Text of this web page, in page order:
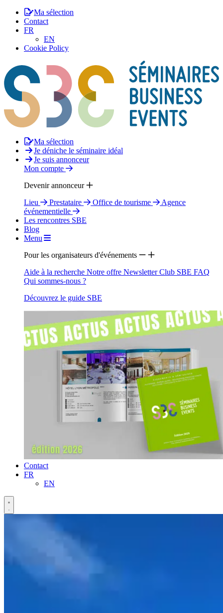
Ma sélection
Contact
FR
EN
Cookie Policy
Ma sélection
Je déniche le séminaire idéal
Je suis annonceur
Mon compte
Devenir annonceur
Lieu
Prestataire Office de tourisme
Agence
événementielle
Les rencontres SBE
Blog
Menu
Pour les organisateurs d'événements
Aide à la recherche Notre offre NewsletterClub SBE FAQ
Qui sommes-nous ?
Découvrez le guide SBE
Contact
FR
EN